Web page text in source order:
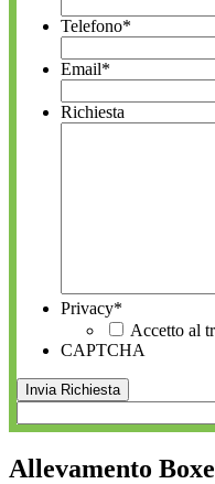
Telefono*
Email*
Richiesta
Privacy*
Accetto al
CAPTCHA
Allevamento